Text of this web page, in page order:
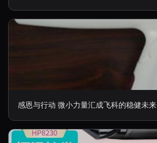
感恩与行动 微小力量汇成飞科的稳健未来